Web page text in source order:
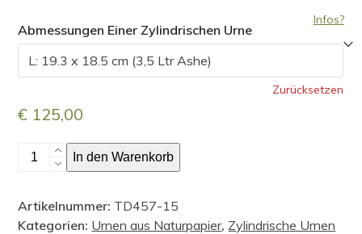
Infos?
Abmessungen Einer Zylindrischen Urne
Zurücksetzen
€ 125,00
Zylinderförmige
Menge
In den Warenkorb
Artikelnummer: TD457-15
Kategorien: Urnen aus Naturpapier, Zylindrische Urnen